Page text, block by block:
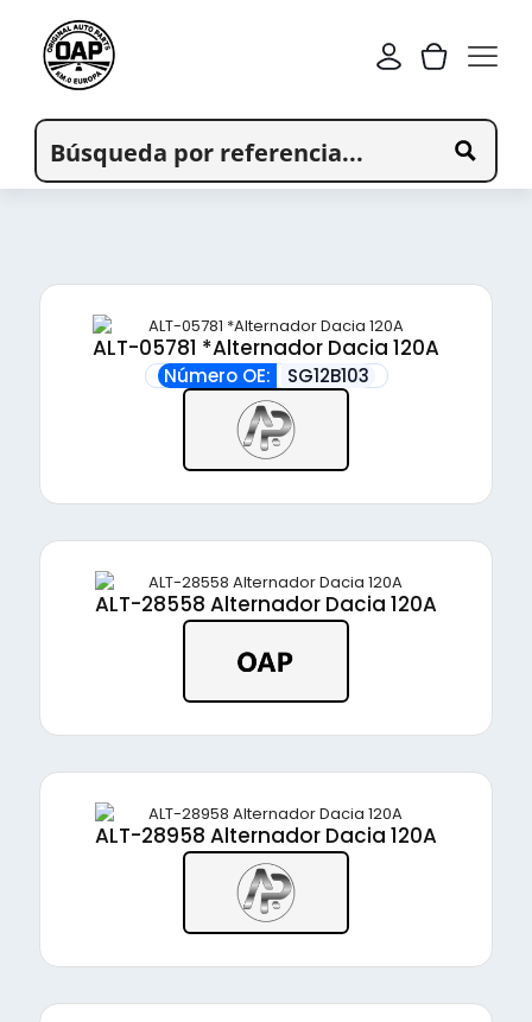
ALT-05781 *Alternador Dacia 120A
Número OE: SG12B103
ALT-28558 Alternador Dacia 120A
ALT-28958 Alternador Dacia 120A